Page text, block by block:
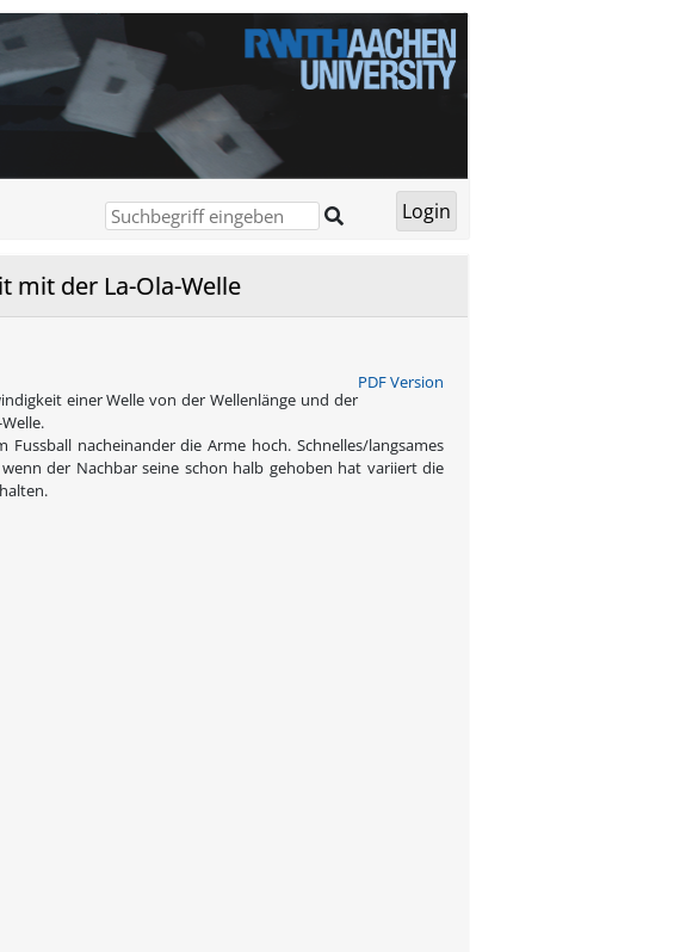
mit der La-Ola-Welle
PDF Version
einer Welle von der Wellenlänge und der
nacheinander die Arme hoch. Schnelles/langsames
der Nachbar seine schon halb gehoben hat variiert die